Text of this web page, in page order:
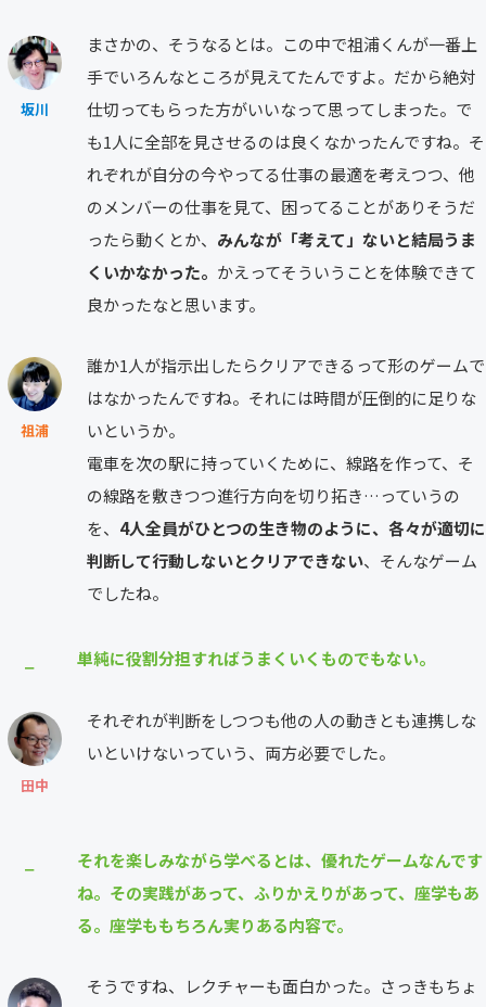
坂川
まさかの、そうなるとは。この中で祖浦くんが一番上
手でいろんなところが見えてたんですよ。だから絶対
仕切ってもらった方がいいなって思ってしまった。で
も1人に全部を見させるのは良くなかったんですね。そ
れぞれが自分の今やってる仕事の最適を考えつつ、他
のメンバーの仕事を見て、困ってることがありそうだ
ったら動くとか、 みんなが「考えて」ないと結局うま
くいかなかった。 かえってそういうことを体験できて
良かったなと思います。
祖浦
誰か1人が指示出したらクリアできるって形のゲームで
はなかったんですね。それには時間が圧倒的に足りな
いというか。
電車を次の駅に持っていくために、線路を作って、そ
の線路を敷きつつ進行方向を切り拓き…っていうの
を、 4人全員がひとつの生き物のように、各々が適切に
判断して行動しないとクリアできない、そんなゲーム
でしたね。
単純に役割分担すればうまくいくものでもない。
田中
それぞれが判断をしつつも他の人の動きとも連携しな
いといけないっていう、両方必要でした。
それを楽しみながら学べるとは、優れたゲームなんです
ね。その実践があって、ふりかえりがあって、座学もあ
る。座学ももちろん実りある内容で。
そうですね、レクチャーも面白かった。さっきもちょ